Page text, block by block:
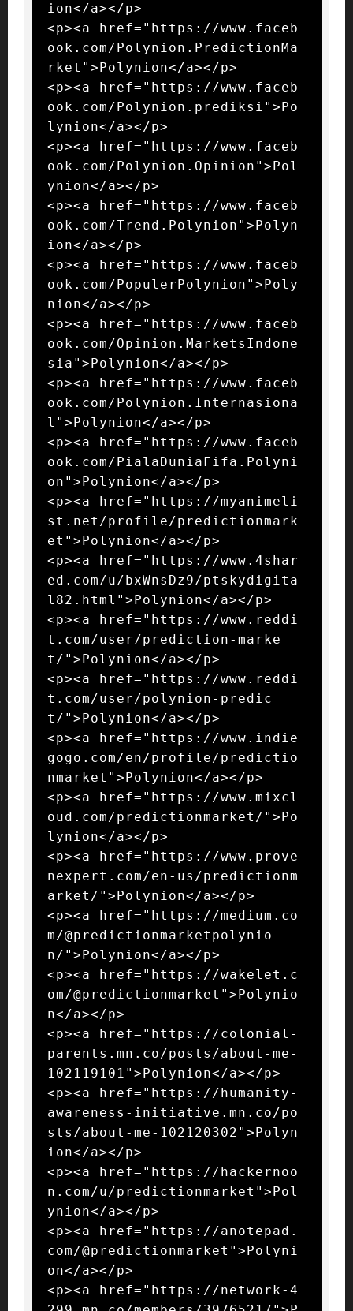
ion</a></p>
<p><a href="https://www.faceb
ook.com/Polynion.PredictionMa
rket">Polynion</a></p>
<p><a href="https://www.faceb
ook.com/Polynion.prediksi">Po
lynion</a></p>
<p><a href="https://www.faceb
ook.com/Polynion.Opinion">Pol
ynion</a></p>
<p><a href="https://www.faceb
ook.com/Trend.Polynion">Polyn
ion</a></p>
<p><a href="https://www.faceb
ook.com/PopulerPolynion">Poly
nion</a></p>
<p><a href="https://www.faceb
ook.com/Opinion.MarketsIndone
sia">Polynion</a></p>
<p><a href="https://www.faceb
ook.com/Polynion.Internasiona
l">Polynion</a></p>
<p><a href="https://www.faceb
ook.com/PialaDuniaFifa.Polyni
on">Polynion</a></p>
<p><a href="https://myanimeli
st.net/profile/predictionmark
et">Polynion</a></p>
<p><a href="https://www.4shar
ed.com/u/bxWnsDz9/ptskydigita
l82.html">Polynion</a></p>
<p><a href="https://www.reddi
t.com/user/prediction-marke
t/">Polynion</a></p>
<p><a href="https://www.reddi
t.com/user/polynion-predic
t/">Polynion</a></p>
<p><a href="https://www.indie
gogo.com/en/profile/predictio
nmarket">Polynion</a></p>
<p><a href="https://www.mixcl
oud.com/predictionmarket/">Po
lynion</a></p>
<p><a href="https://www.prove
nexpert.com/en-us/predictionm
arket/">Polynion</a></p>
<p><a href="https://medium.co
m/@predictionmarketpolynio
n/">Polynion</a></p>
<p><a href="https://wakelet.c
om/@predictionmarket">Polynio
n</a></p>
<p><a href="https://colonial-
parents.mn.co/posts/about-me-
102119101">Polynion</a></p>
<p><a href="https://humanity-
awareness-initiative.mn.co/po
sts/about-me-102120302">Polyn
ion</a></p>
<p><a href="https://hackernoo
n.com/u/predictionmarket">Pol
ynion</a></p>
<p><a href="https://anotepad.
com/@predictionmarket">Polyni
on</a></p>
<p><a href="https://network-4